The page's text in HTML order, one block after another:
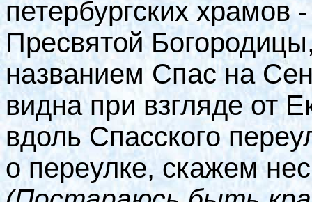
петербургских храмов
Пресвятой
названием Спас на
видна при взгляде от
вдоль Спасского
о переулке, скажем